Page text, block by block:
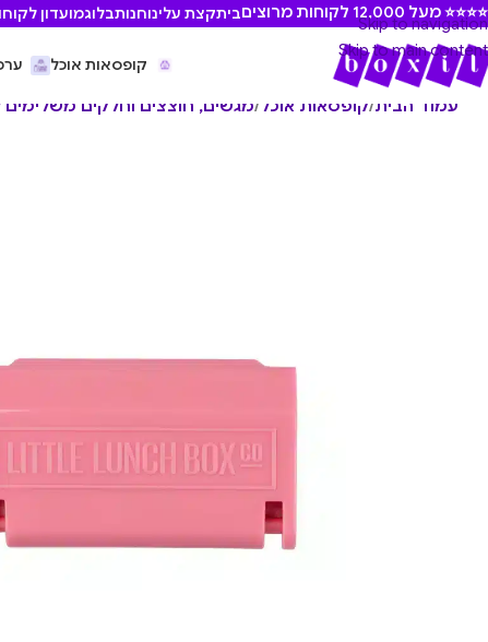
Skip to navigation
Skip to main content
מעל 12,000 לקוחות מרוצים ביתקצת עלינוחנותבלוגמועדון
קופסאות אוכל
עמוד הבית/קופסאות אוכל /מגשים, חוצצים וחלקים משלימים